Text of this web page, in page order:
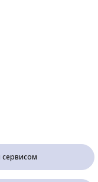
сервисом